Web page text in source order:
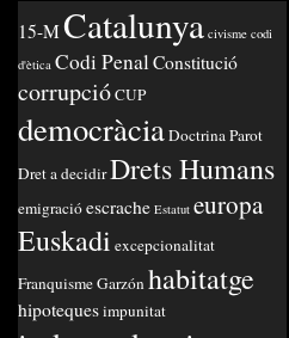
15-MCatalunya civisme codi
d'ètica Codi PenalConstitució
corrupcióCUP
democràciaDoctrina Parot
Dret a decidirDrets Humans
emigracióescrache Estatut europa
Euskadi excepcionalitat
FranquismeGarzónhabitatge
hipotequesimpunitat